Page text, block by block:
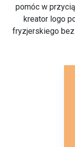
pomóc w
kreator logo
fryzjerskiego